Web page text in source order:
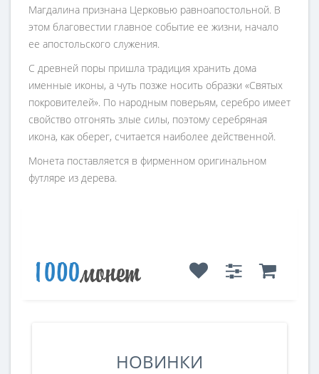
Магдалина признана Церковью равноапостольной. В
этом благовестии главное событие ее жизни, начало
ее апостольского служения.
С древней поры пришла традиция хранить дома
именные иконы, а чуть позже носить образки «Святых
покровителей». По народным поверьям, серебро имеет
свойство отгонять злые силы, поэтому серебряная
икона, как оберег, считается наиболее действенной.
Монета поставляется в фирменном оригинальном
футляре из дерева.
НОВИНКИ